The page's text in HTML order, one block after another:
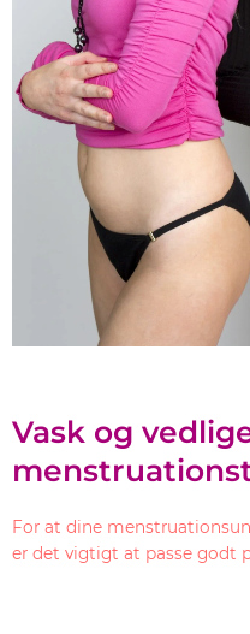
Vask og
For at dine
er det vigtigt at passe godt